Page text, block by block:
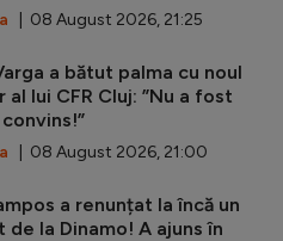
| 08 August 2026, 21:25
a bătut palma cu noul
al lui CFR Cluj: ”Nu a fost
| 08 August 2026, 21:00
a renunțat la încă un
la Dinamo! A ajuns în